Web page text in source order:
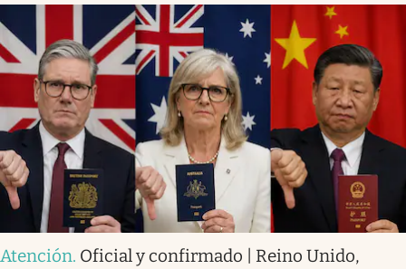
Atención. Oficial y confirmado | Reino Unido,